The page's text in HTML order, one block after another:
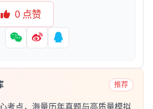
0 点赞
推荐
考点，海量历年真题与高质量模拟